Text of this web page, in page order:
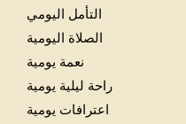
التأمل اليومي
الصلاة اليومية
نعمة يومية
راحة ليلية يومية
اعترافات يومية